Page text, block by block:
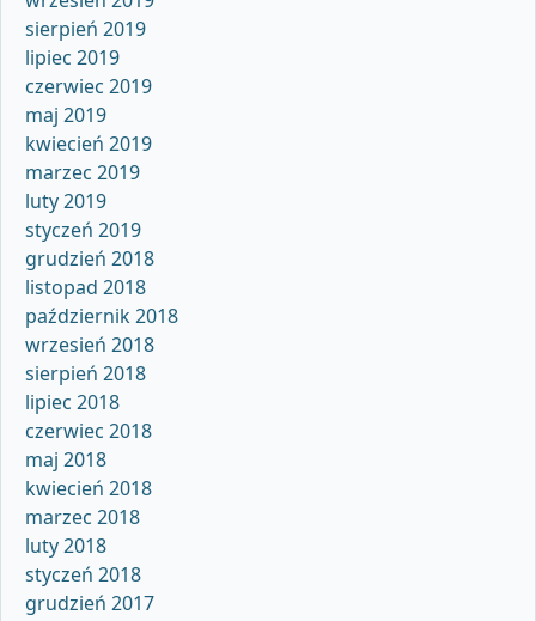
sierpień 2019
lipiec 2019
czerwiec 2019
maj 2019
kwiecień 2019
marzec 2019
luty 2019
styczeń 2019
grudzień 2018
listopad 2018
październik 2018
wrzesień 2018
sierpień 2018
lipiec 2018
czerwiec 2018
maj 2018
kwiecień 2018
marzec 2018
luty 2018
styczeń 2018
grudzień 2017